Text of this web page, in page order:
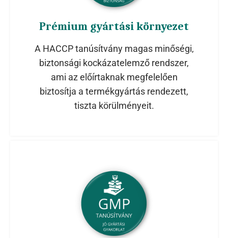
Prémium gyártási környezet
A HACCP tanúsítvány magas minőségi,
biztonsági kockázatelemző rendszer,
ami az előírtaknak megfelelően
biztosítja a termékgyártás rendezett,
tiszta körülményeit.